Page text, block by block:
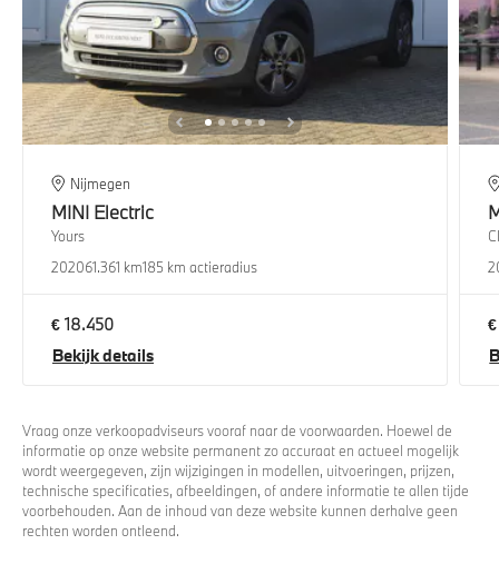
Nijmegen
MINI Electric
Yours
202061.361 km185 km actieradius
€ 18.450
Bekijk details
Vraag onze verkoopadviseurs vooraf naar de voorwaarden. Hoewel de
informatie op onze website permanent zo accuraat en actueel mogelijk
wordt weergegeven, zijn wijzigingen in modellen, uitvoeringen, prijzen,
technische specificaties, afbeeldingen, of andere informatie te allen tijde
voorbehouden. Aan de inhoud van deze website kunnen derhalve geen
rechten worden ontleend.